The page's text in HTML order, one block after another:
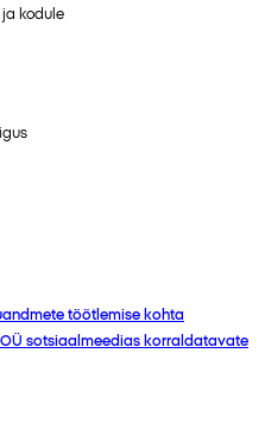
kodule
töötlemise kohta
sotsiaalmeedias korraldatavate